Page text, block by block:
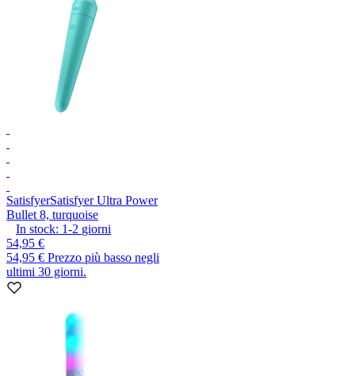
SatisfyerSatisfyer Ultra Power
Bullet 8, turquoise
In stock: 1-2 giorni
54,95 €
54,95 € Prezzo più basso negli
ultimi 30 giorni.